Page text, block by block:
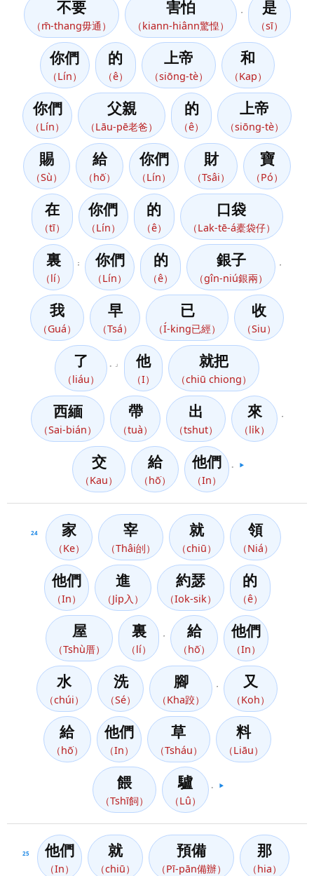
不要
（m̄-thang毋通）
害怕
（kiann-hiânn驚惶）
是
（sī）
你們
（Lín）
的
（ê）
上帝
（siōng-tè）
和
（Kap）
你們
（Lín）
父親
（Lāu-pē老爸）
的
（ê）
上帝
（siōng-tè）
賜
（Sù）
給
（hō͘）
你們
（Lín）
財
（Tsâi）
寶
（Pó）
在
（tī）
你們
（Lín）
的
（ê）
口袋
（Lak-tē-á橐袋仔）
裏
（lí）
； 你們
（Lín）
的
（ê）
銀子
（gîn-niú銀兩）
我
（Guá）
早
（Tsá）
已
（Í-king已經）
收
（Siu）
了
（liáu）
。」 他
（I）
就把
（chiū chiong）
西緬
（Sai-bián）
帶
（tuà）
出
（tshut）
來
（li̍k）
交
（Kau）
給
（hō͘）
他們
（In）
▶️
24 家
（Ke）
宰
（Thâi刣）
就
（chiū）
領
（Niá）
他們
（In）
進
（Ji̍p入）
約瑟
（Iok-sik）
的
（ê）
屋
（Tshù厝）
裏
（lí）
給
（hō͘）
他們
（In）
水
（chúi）
洗
（Sé）
腳
（Kha跤）
又
（Koh）
給
（hō͘）
他們
（In）
草
（Tsháu）
料
（Liāu）
餵
（Tshī飼）
驢
（Lû）
▶️
25 他們
（In）
就
（chiū）
預備
（Pī-pān備辦）
那
（hia）